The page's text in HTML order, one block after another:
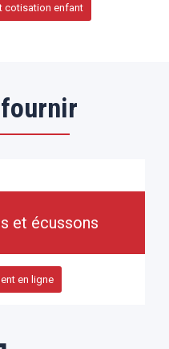
cotisation enfant
et écussons
en ligne